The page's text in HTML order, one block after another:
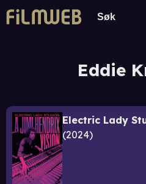
Eddie
2024